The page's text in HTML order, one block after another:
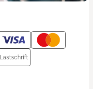
Lastschrift